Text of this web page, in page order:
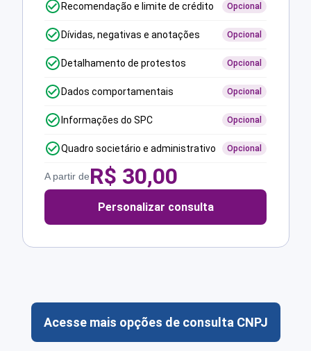
Recomendação e limite de crédito Opcional
Dívidas, negativas e anotações Opcional
Detalhamento de protestos Opcional
Dados comportamentais Opcional
Informações do SPC Opcional
Quadro societário e administrativo Opcional
A partir deR$ 30,00
Personalizar consulta
Acesse mais opções de consulta CNPJ